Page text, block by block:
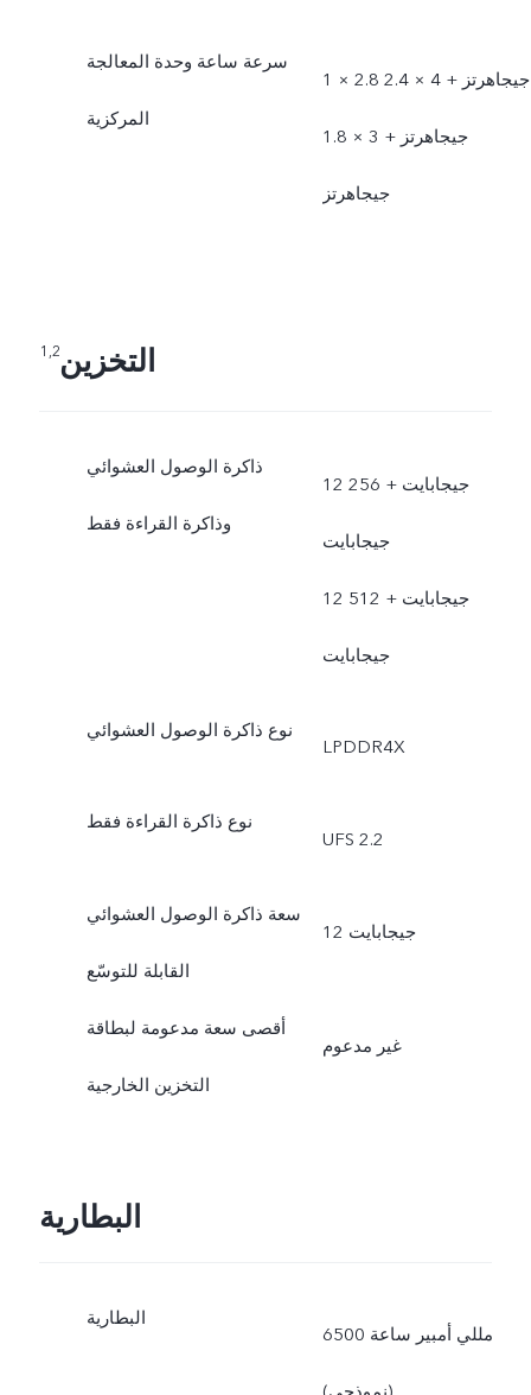
سرعة ساعة وحدة المعالجة
المركزية
1 × 2.8 جيجاهرتز +‏ 4 × 2.4
جيجاهرتز +‏‏ 3 × 1.8
جيجاهرتز
التخزين1,2
ذاكرة الوصول العشوائي
وذاكرة القراءة فقط
12 جيجابايت + 256
جيجابايت
12 جيجابايت + 512
جيجابايت
نوع ذاكرة الوصول العشوائي
LPDDR4X
نوع ذاكرة القراءة فقط
UFS 2.2
سعة ذاكرة الوصول العشوائي
القابلة للتوسّع
12 جيجابايت
أقصى سعة مدعومة لبطاقة
التخزين الخارجية
غير مدعوم
البطارية
البطارية
6500 مللي أمبير ساعة